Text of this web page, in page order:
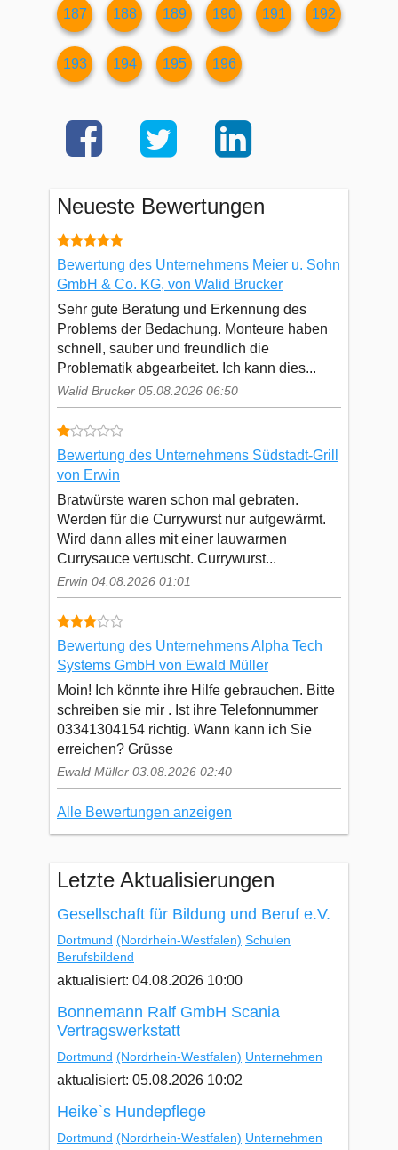
187 188 189 190 191 192
193 194 195 196
Neueste Bewertungen
Bewertung des Unternehmens Meier u. Sohn
GmbH & Co. KG, von Walid Brucker
Sehr gute Beratung und Erkennung des
Problems der Bedachung. Monteure haben
schnell, sauber und freundlich die
Problematik abgearbeitet. Ich kann dies...
Walid Brucker 05.08.2026 06:50
Bewertung des Unternehmens Südstadt-Grill
von Erwin
Bratwürste waren schon mal gebraten.
Werden für die Currywurst nur aufgewärmt.
Wird dann alles mit einer lauwarmen
Currysauce vertuscht. Currywurst...
Erwin 04.08.2026 01:01
Bewertung des Unternehmens Alpha Tech
Systems GmbH von Ewald Müller
Moin! Ich könnte ihre Hilfe gebrauchen. Bitte
schreiben sie mir . Ist ihre Telefonnummer
03341304154 richtig. Wann kann ich Sie
erreichen? Grüsse
Ewald Müller 03.08.2026 02:40
Alle Bewertungen anzeigen
Letzte Aktualisierungen
Gesellschaft für Bildung und Beruf e.V.
Dortmund (Nordrhein-Westfalen) Schulen
Berufsbildend
aktualisiert: 04.08.2026 10:00
Bonnemann Ralf GmbH Scania
Vertragswerkstatt
Dortmund (Nordrhein-Westfalen) Unternehmen
aktualisiert: 05.08.2026 10:02
Heike`s Hundepflege
Dortmund (Nordrhein-Westfalen) Unternehmen